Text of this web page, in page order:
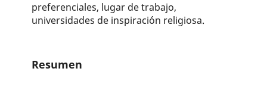
preferenciales, lugar de trabajo,
universidades de inspiración religiosa.
Resumen